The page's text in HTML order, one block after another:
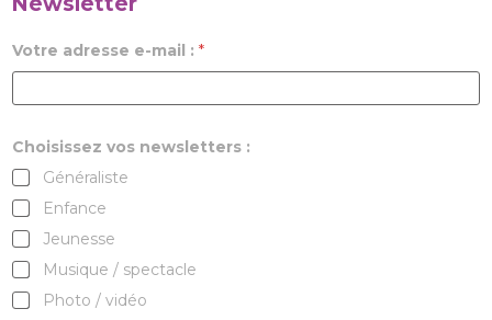
Votre adresse e-mail : *
Choisissez vos newsletters :
Généraliste
Enfance
Jeunesse
Musique / spectacle
Photo / vidéo